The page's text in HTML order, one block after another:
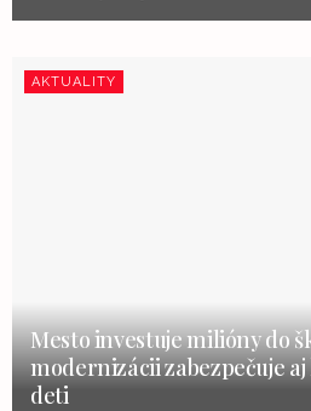
AKTUALITY
Mesto investuje milióny do
modernizácii zabezpečuje
deti